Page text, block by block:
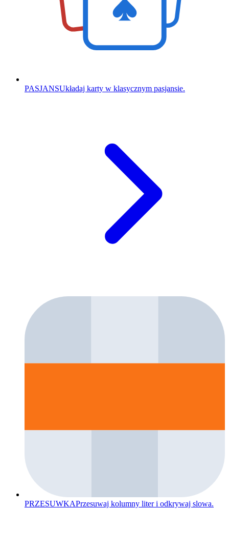
PASJANSUkładaj karty w klasycznym pasjansie.
PRZESUWKAPrzesuwaj kolumny liter i odkrywaj slowa.